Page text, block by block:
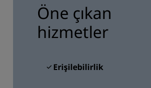
Öne çıkan
hizmetler
Erişilebilirlik